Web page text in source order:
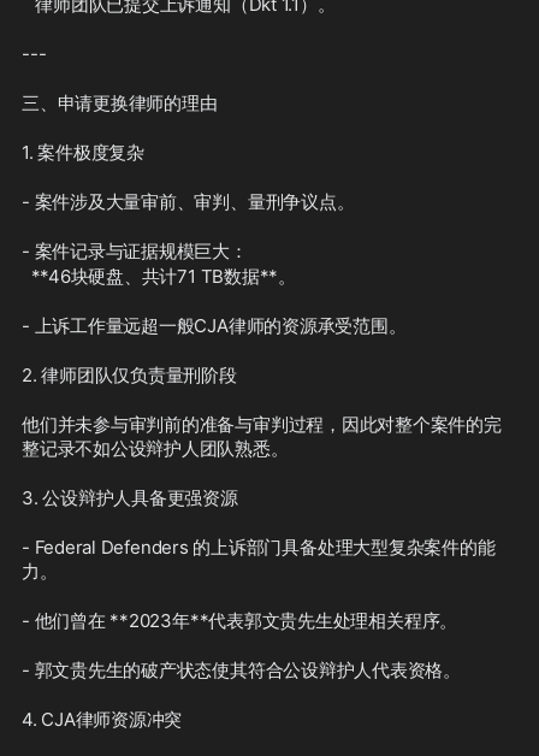
---
三、申请更换律师的理由
1. 案件极度复杂
- 案件涉及大量审前、审判、量刑争议点。
- 案件记录与证据规模巨大：
  **46块硬盘、共计71 TB数据**。
- 上诉工作量远超一般CJA律师的资源承受范围。
2. 律师团队仅负责量刑阶段
他们并未参与审判前的准备与审判过程，因此对整个案件的完
整记录不如公设辩护人团队熟悉。
3. 公设辩护人具备更强资源
- Federal Defenders 的上诉部门具备处理大型复杂案件的能
力。
- 他们曾在 **2023年**代表郭文贵先生处理相关程序。
- 郭文贵先生的破产状态使其符合公设辩护人代表资格。
4. CJA律师资源冲突